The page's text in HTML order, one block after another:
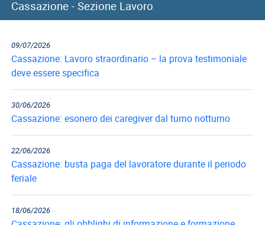
Cassazione - Sezione Lavoro
09/07/2026
Cassazione: Lavoro straordinario – la prova testimoniale
deve essere specifica
30/06/2026
Cassazione: esonero dei caregiver dal turno notturno
22/06/2026
Cassazione: busta paga del lavoratore durante il periodo
feriale
18/06/2026
Cassazione: gli obblighi di informazione e formazione